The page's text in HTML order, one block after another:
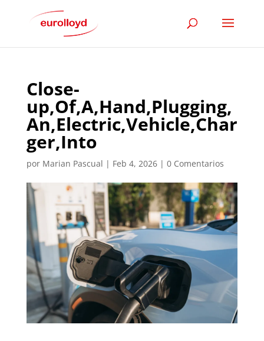
Close-
up,Of,A,Hand,Plugging,
An,Electric,Vehicle,Char
ger,Into
por Marian Pascual | Feb 4, 2026| 0 Comentarios